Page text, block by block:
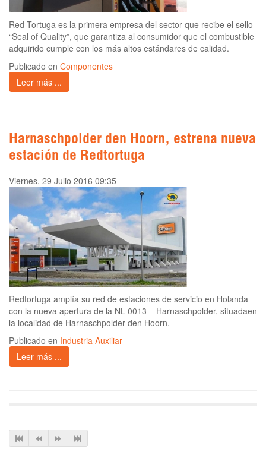
Red Tortuga es la primera empresa del sector que recibe el sello
“Seal of Quality”, que garantiza al consumidor que el combustible
adquirido cumple con los más altos estándares de calidad.
Publicado en Componentes
Leer más ...
Harnaschpolder den Hoorn, estrena nueva
estación de Redtortuga
Viernes, 29 Julio 2016 09:35
Redtortuga amplía su red de estaciones de servicio en Holanda
con la nueva apertura de la NL 0013 – Harnaschpolder, situadaen
la localidad de Harnaschpolder den Hoorn.
Publicado en Industria Auxiliar
Leer más ...